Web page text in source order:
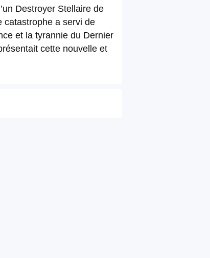
Destroyer Stellaire de
catastrophe a servi de
et la tyrannie du Dernier
cette nouvelle et